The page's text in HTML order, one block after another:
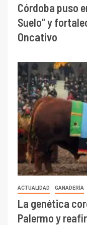
Córdoba puso
Suelo” y
Oncativo
ACTUALIDAD GANADERÍA
La genética
Palermo y